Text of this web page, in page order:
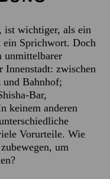
ist wichtiger, als ein
ein Sprichwort. Doch
unmittelbarer
Innenstadt: zwischen
Bahnhof;
Bar,
keinem anderen
Vorurteile. Wie
um